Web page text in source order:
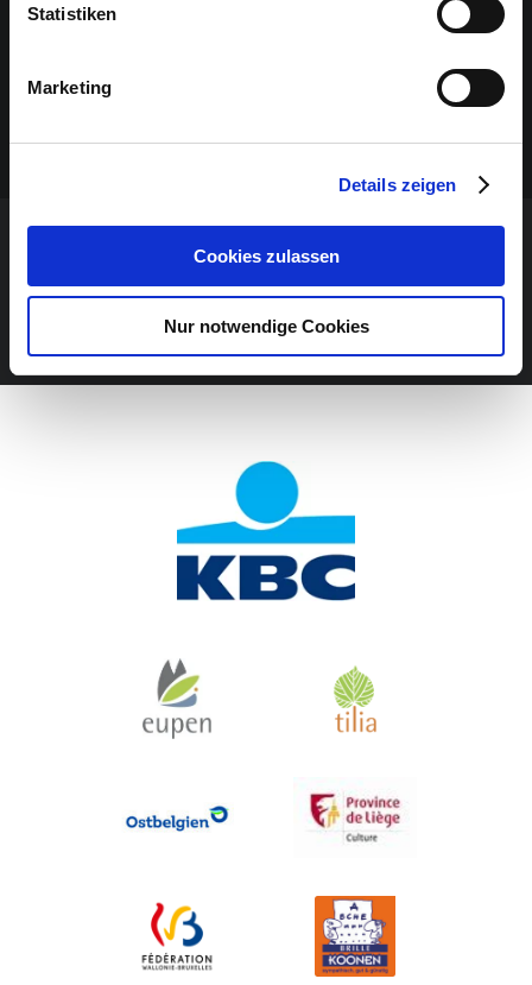
Statistiken
Marketing
Details zeigen
Cookies zulassen
Nur notwendige Cookies
VERANSTALTUNG VERPASST?
JETZT UNSEREN NEWSLETTER ABONNIEREN